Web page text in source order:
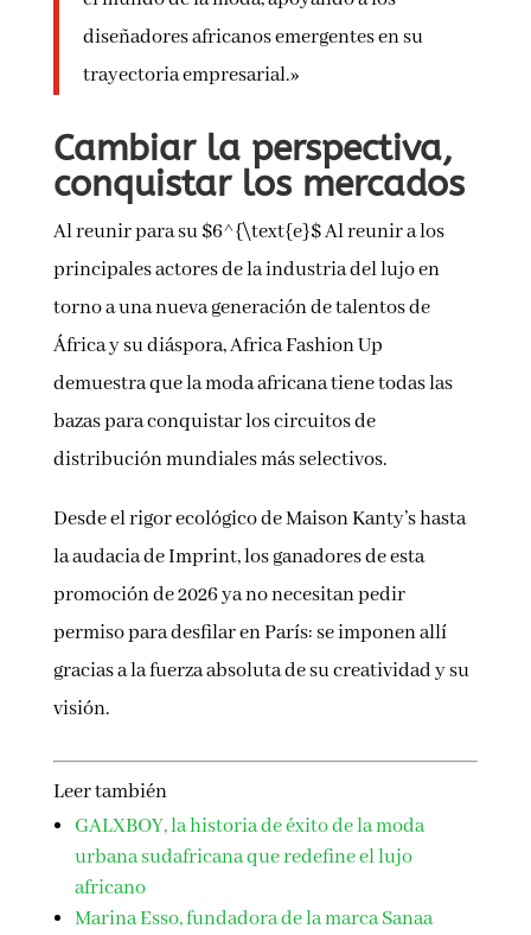
diseñadores africanos emergentes en su
trayectoria empresarial.»
Cambiar la perspectiva,
conquistar los mercados
Al reunir para su $6^{\text{e}$ Al reunir a los
principales actores de la industria del lujo en
torno a una nueva generación de talentos de
África y su diáspora, Africa Fashion Up
demuestra que la moda africana tiene todas las
bazas para conquistar los circuitos de
distribución mundiales más selectivos.
Desde el rigor ecológico de Maison Kanty’s hasta
la audacia de Imprint, los ganadores de esta
promoción de 2026 ya no necesitan pedir
permiso para desfilar en París: se imponen allí
gracias a la fuerza absoluta de su creatividad y su
visión.
Leer también
GALXBOY, la historia de éxito de la moda
urbana sudafricana que redefine el lujo
africano
Marina Esso, fundadora de la marca Sanaa